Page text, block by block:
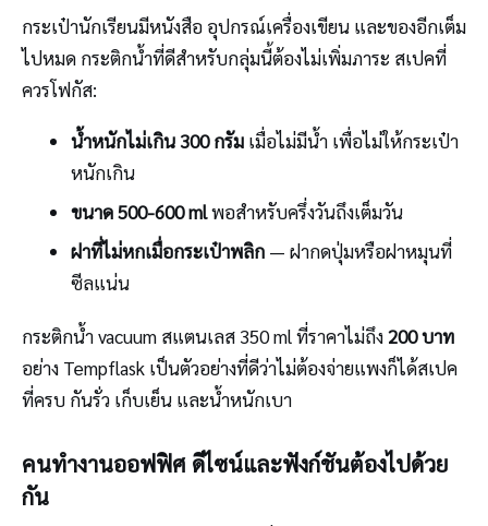
กระเป๋านักเรียนมีหนังสือ อุปกรณ์เครื่องเขียน และของอีกเต็ม
ไปหมด กระติกน้ำที่ดีสำหรับกลุ่มนี้ต้องไม่เพิ่มภาระ สเปคที่
ควรโฟกัส:
น้ำหนักไม่เกิน 300 กรัมเมื่อไม่มีน้ำ เพื่อไม่ให้กระเป๋า
หนักเกิน
ขนาด 500-600 mlพอสำหรับครึ่งวันถึงเต็มวัน
ฝาที่ไม่หกเมื่อกระเป๋าพลิก— ฝากดปุ่มหรือฝาหมุนที่
ซีลแน่น
กระติกน้ำ vacuum สแตนเลส 350 ml ที่ราคาไม่ถึง200 บาท
อย่าง Tempflask เป็นตัวอย่างที่ดีว่าไม่ต้องจ่ายแพงก็ได้สเปค
ที่ครบ กันรั่ว เก็บเย็น และน้ำหนักเบา
คนทำงานออฟฟิศ ดีไซน์และฟังก์ชันต้องไปด้วย
กัน